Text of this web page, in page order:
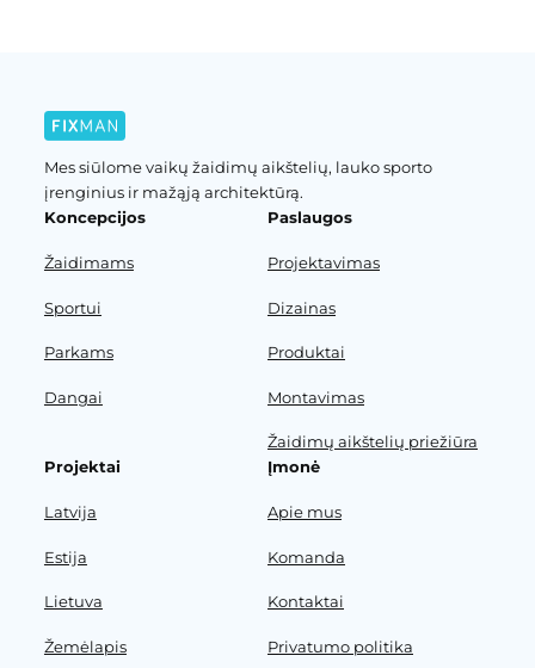
Mes siūlome vaikų žaidimų aikštelių, lauko sporto
įrenginius ir mažąją architektūrą.
Koncepcijos
Žaidimams
Sportui
Parkams
Dangai
Paslaugos
Projektavimas
Dizainas
Produktai
Montavimas
Žaidimų aikštelių priežiūra
Projektai
Latvija
Estija
Lietuva
Žemėlapis
Įmonė
Apie mus
Komanda
Kontaktai
Privatumo politika